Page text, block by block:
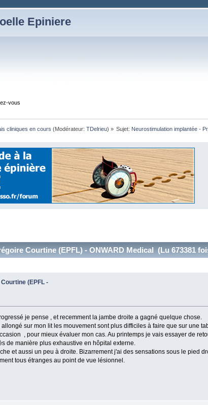
Epiniere
vous
cliniques en cours (Modérateur: TDelrieu) » Sujet: Neurostimulation implantée -
Courtine (EPFL) - ONWARD Medical (Lu 673381
(EPFL -
je pense , et recemment la jambe droite a gagné quelque chose.
sur mon lit les mouvement sont plus difficiles à faire que sur une
, pour mieux évaluer mon cas. Au printemps je vais essayer de
de manière plus exhaustive en hôpital externe.
et aussi un peu à droite. Bizarrement j'ai des sensations sous le pied
tous étranges au point de vue lésionnel.